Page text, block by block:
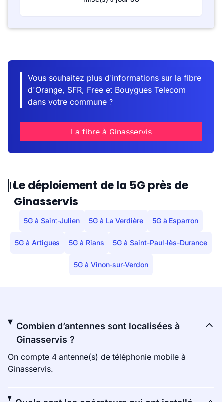
Vous souhaitez plus d'informations sur la fibre
d'Orange, SFR, Free et Bouygues Telecom
dans votre commune ?
La fibre à Ginasservis
Le déploiement de la 5G près de
Ginasservis
5G à Saint-Julien 5G à La Verdière 5G à Esparron
5G à Artigues 5G à Rians 5G à Saint-Paul-lès-Durance
5G à Vinon-sur-Verdon
Combien d’antennes sont localisées à
Ginasservis ?
On compte 4 antenne(s) de téléphonie mobile à
Ginasservis.